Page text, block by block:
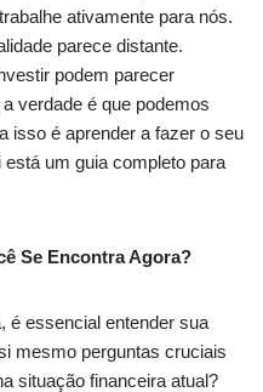
ativamente para nós.
parece distante.
podem parecer
verdade é que podemos
isso é aprender a fazer o seu
um guia completo para
Se Encontra Agora?
é essencial entender sua
mesmo perguntas cruciais
situação financeira atual?